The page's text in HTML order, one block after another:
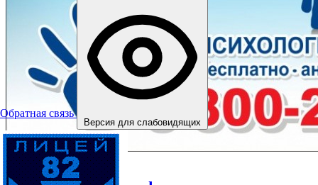
Обратная связь
Версия для слабовидящих
04.06.2021